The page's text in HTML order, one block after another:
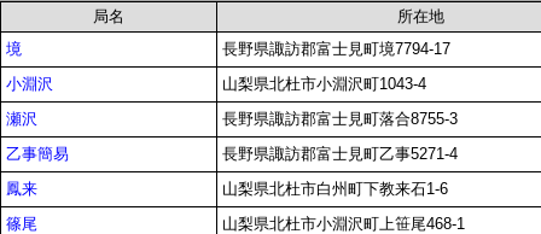
局名
所在地
境
長野県諏訪郡富士見町境7794-17
小淵沢
山梨県北杜市小淵沢町1043-4
瀬沢
長野県諏訪郡富士見町落合8755-3
乙事簡易
長野県諏訪郡富士見町乙事5271-4
鳳来
山梨県北杜市白州町下教来石1-6
篠尾
山梨県北杜市小淵沢町上笹尾468-1